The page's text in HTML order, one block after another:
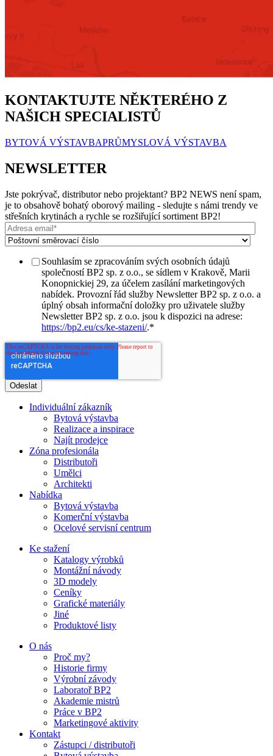
KONTAKTUJTE NĚKTERÉHO Z
NAŠICH SPECIALISTŮ
BYTOVÁ VÝSTAVBAPRŮMYSLOVÁ VÝSTAVBA
NEWSLETTER
Jste pokrývač, distributor nebo projektant? BP2 NEWS není spam,
je to obsahově bohatý oborový mailing - sledujte s námi trendy ve
střešních krytinách a rychle se rozšiřující sortiment BP2!
Souhlasím se zpracováním svých osobních údajů
společností BP2 sp. z o.o., se sídlem v Krakově, Marii
Konopnickiej 29, za účelem zasílání marketingových
nabídek. Provozní řád služby Newsletter BP2 sp. z o.o. a
úplný obsah informační doložky pro uživatele služby
Newsletter BP2 sp. z o.o. jsou k dispozici na adrese:
https://bp2.eu/cs/ke-stazeni/.*
Individuální zákazník
Bytová výstavba
Realizace a inspirace
Najít prodejce
Zóna profesionála
Distributoři
Umělci
Architekti
Nabídka
Bytová výstavba
Komerční výstavba
Ocelové servisní centrum
Ke stažení
Katalogy výrobků
Montážní návody
3D modely
Ceníky
Grafické materiály
Jiné
Produktové listy
O nás
Proč my?
Historie firmy
Výrobní závody
Laboratoř BP2
Akademie mistrů
Práce v BP2
Marketingové aktivity
Kontakt
Zástupci / distributoři